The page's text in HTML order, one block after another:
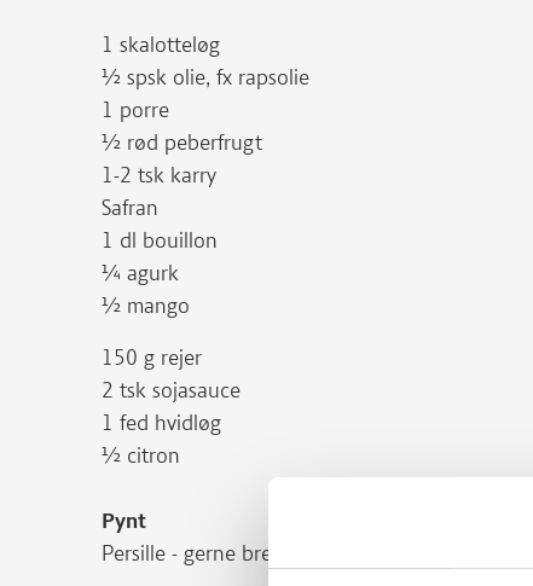
1 skalotteløg
½ spsk olie, fx rapsolie
1 porre
½ rød peberfrugt
1-2 tsk karry
Safran
1 dl bouillon
¼ agurk
½ mango
150 g rejer
2 tsk sojasauce
1 fed hvidløg
½ citron
Pynt
Persille - gerne bredbladet